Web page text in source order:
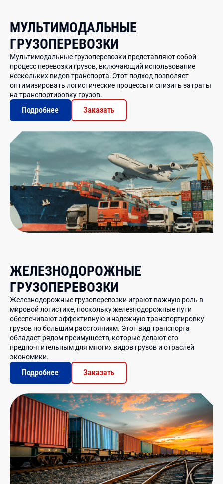
МУЛЬТИМОДАЛЬНЫЕ
ГРУЗОПЕРЕВОЗКИ
Мультимодальные грузоперевозки представляют собой
процесс перевозки грузов, включающий использование
нескольких видов транспорта. Этот подход позволяет
оптимизировать логистические процессы и снизить затраты
на транспортировку грузов.
Подробнее Заказать
ЖЕЛЕЗНОДОРОЖНЫЕ
ГРУЗОПЕРЕВОЗКИ
Железнодорожные грузоперевозки играют важную роль в
мировой логистике, поскольку железнодорожные пути
обеспечивают эффективную и надежную транспортировку
грузов по большим расстояниям. Этот вид транспорта
обладает рядом преимуществ, которые делают его
предпочтительным для многих видов грузов и отраслей
экономики.
Подробнее Заказать